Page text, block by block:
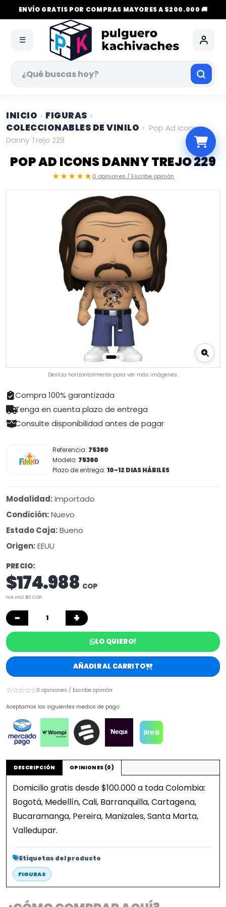
ENVÍO GRATIS POR COMPRAS MAYORES A $200.000 🚚
☰
INICIO › FIGURAS ›
COLECCIONABLES DE VINILO › Pop Ad Icons
Danny Trejo 229
POP AD ICONS DANNY TREJO 229
★★★★★0 opiniones / Escribe opinión
Desliza horizontalmente para ver más imágenes.
Compra 100% garantizada
Tenga en cuenta plazo de entrega
Consulte disponibilidad antes de pagar
Referencia: 75360
Modelo: 75360
Plazo de entrega: 10-12 DIAS HÁBILES
Modalidad:Importado
Condición:Nuevo
Estado Caja:Bueno
Origen:EEUU
PRECIO:
$174.988 COP
IVA incl: $0 COP
− +
LO QUIERO!
AÑADIR AL CARRITO
☆☆☆☆☆0 opiniones / Escribe opinión
Aceptamos los siguientes medios de pago:
DESCRIPCIÓN OPINIONES (0)
Domicilio gratis desde $100.000 a toda Colombia:
Bogotá, Medellín, Cali, Barranquilla, Cartagena,
Bucaramanga, Pereira, Manizales, Santa Marta,
Valledupar.
Etiquetas del producto
FIGURAS